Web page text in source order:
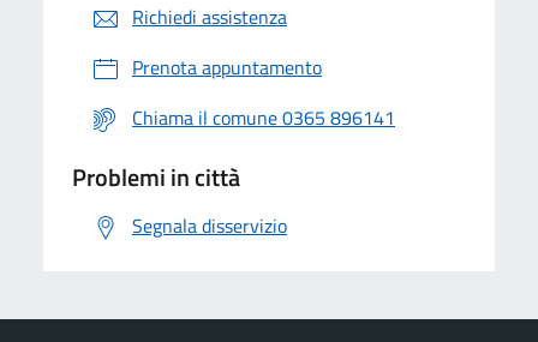
Richiedi assistenza
Prenota appuntamento
Chiama il comune 0365 896141
Problemi in città
Segnala disservizio